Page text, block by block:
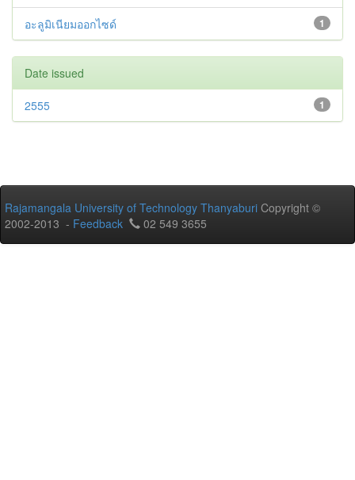
1
อะลูมิเนียมออกไซด์
Date issued
1
2555
Rajamangala University of Technology Thanyaburi Copyright ©
2002-2013 - Feedback 02 549 3655